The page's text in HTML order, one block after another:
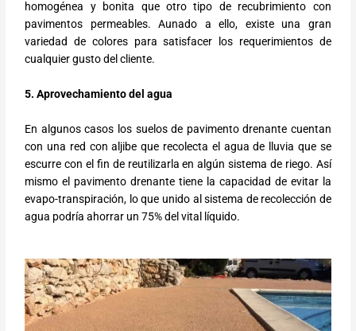
homogénea y bonita que otro tipo de recubrimiento con
pavimentos permeables. Aunado a ello, existe una gran
variedad de colores para satisfacer los requerimientos de
cualquier gusto del cliente.
5. Aprovechamiento del agua
En algunos casos los suelos de pavimento drenante cuentan
con una red con aljibe que recolecta el agua de lluvia que se
escurre con el fin de reutilizarla en algún sistema de riego. Así
mismo el pavimento drenante tiene la capacidad de evitar la
evapo-transpiración, lo que unido al sistema de recolección de
agua podría ahorrar un 75% del vital líquido.